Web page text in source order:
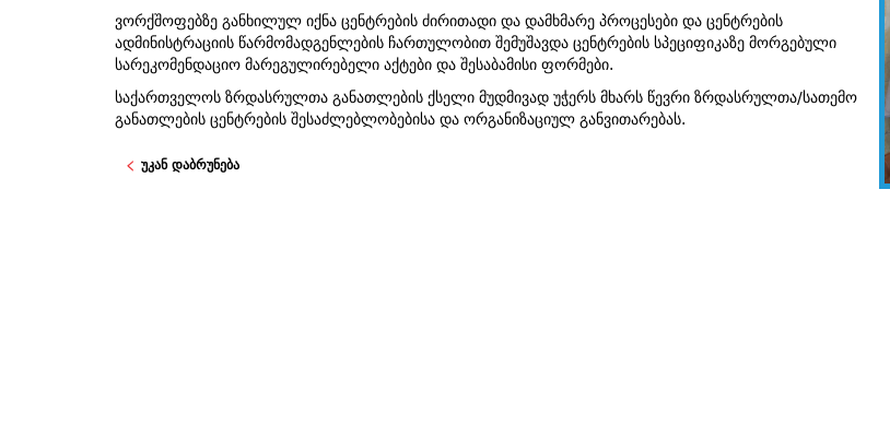
ვორქშოფებზე განხილულ იქნა ცენტრების ძირითადი და დამხმარე პროცესები და ცენტრების
ადმინისტრაციის წარმომადგენლების ჩართულობით შემუშავდა ცენტრების სპეციფიკაზე მორგებული
სარეკომენდაციო მარეგულირებელი აქტები და შესაბამისი ფორმები.
საქართველოს ზრდასრულთა განათლების ქსელი მუდმივად უჭერს მხარს წევრი ზრდასრულთა/სათემო
განათლების ცენტრების შესაძლებლობებისა და ორგანიზაციულ განვითარებას.
უკან დაბრუნება